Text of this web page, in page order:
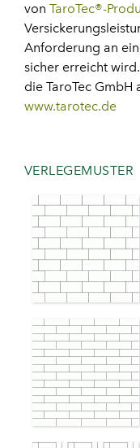
von TaroTec®-
Anforderung an
sicher erreicht wird.
die TaroTec GmbH
www.tarotec.de
VERLEGEMUSTER